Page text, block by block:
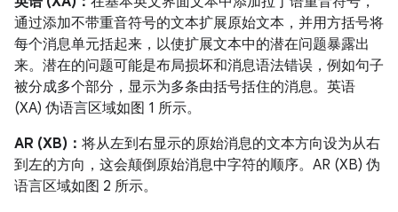
通过添加不带重音符号的文本扩展原始文本，并用方括号将
每个消息单元括起来，以使扩展文本中的潜在问题暴露出
来。潜在的问题可能是布局损坏和消息语法错误，例如句子
被分成多个部分，显示为多条由括号括住的消息。英语
(XA) 伪语言区域如图 1 所示。
AR (XB)： 将从左到右显示的原始消息的文本方向设为从右
到左的方向，这会颠倒原始消息中字符的顺序。AR (XB) 伪
语言区域如图 2 所示。